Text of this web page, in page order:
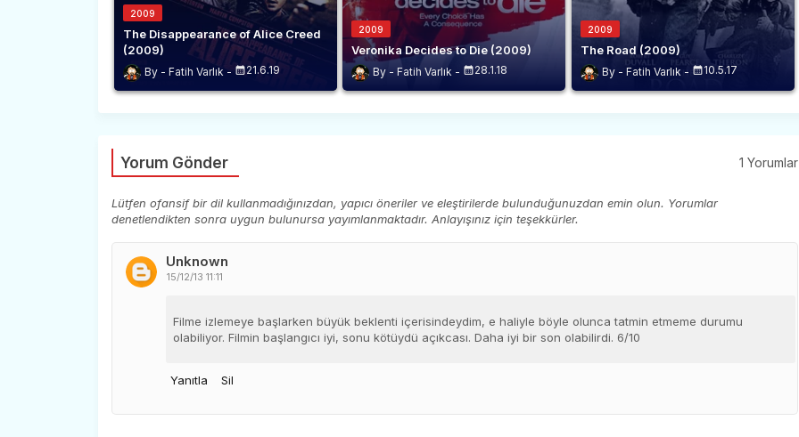
2009
The Disappearance of Alice Creed
(2009)
Fatih Varlık 21.6.19
2009
Veronika Decides to Die (2009)
Fatih Varlık 28.1.18
2009
The Road (2009)
Fatih Varlık 10.5.17
Yorum Gönder 1 Yorumlar
Lütfen ofansif bir dil kullanmadığınızdan, yapıcı öneriler ve eleştirilerde bulunduğunuzdan emin olun. Yorumlar
denetlendikten sonra uygun bulunursa yayımlanmaktadır. Anlayışınız için teşekkürler.
Unknown
15/12/13 11:11
Filme izlemeye başlarken büyük beklenti içerisindeydim, e haliyle böyle olunca tatmin etmeme durumu
olabiliyor. Filmin başlangıcı iyi, sonu kötüydü açıkcası. Daha iyi bir son olabilirdi. 6/10
Yanıtla Sil